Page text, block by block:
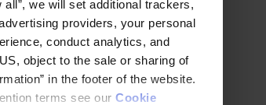
we will set additional trackers,
providers, your personal
conduct analytics, and
object to the sale or sharing of
in the footer of the website.
terms see our Cookie